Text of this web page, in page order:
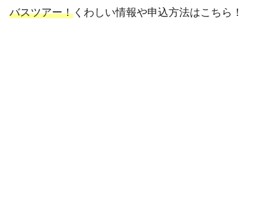
バスツアー！ くわしい情報や申込方法はこちら！